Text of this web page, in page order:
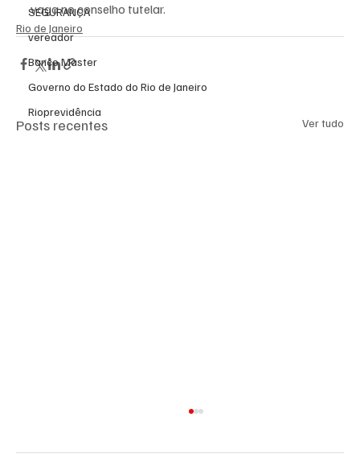
SEGURANÇA
vereador
Banco Master
Governo do Estado do Rio de Janeiro
Rioprevidência
vaga no conselho tutelar.
Rio de Janeiro
Posts recentes Ver tudo